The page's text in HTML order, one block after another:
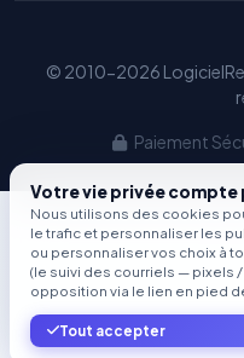
© 2010-2026
Paiement
Votre vie privée compte
Nous utilisons des cookies
le trafic et personnaliser les
ou personnaliser vos choix à
(le suivi des courriels — pixels
opposition via le lien en pied
Tout accepter